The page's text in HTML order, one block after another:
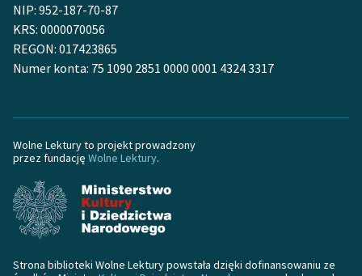
Materiały promocyjne
Polityka prywatności
sprawozdania finansowe
Regulamin darowizn
Informacja o treściach
wrażliwych
Deklaracja dostępności
NIP: 952-187-70-87
KRS: 0000070056
REGON: 017423865
Numer konta: 75 1090 2851 0000 0001 4324 3317
Wolne Lektury to projekt prowadzony
przez fundację Wolne Lektury.
Strona biblioteki Wolne Lektury powstała dzięki dofinansowaniu ze